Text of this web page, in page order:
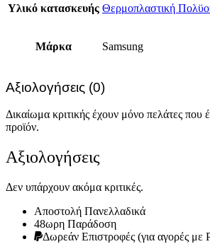
Υλικό κατασκευής Θερμοπλαστική
Μάρκα Samsung
Αξιολογήσεις (0)
Δικαίωμα κριτικής έχουν μόνο πελάτες που
προϊόν.
Αξιολογήσεις
Δεν υπάρχουν ακόμα κριτικές.
Αποστολή Πανελλαδικά
48ωρη Παράδοση
Δωρεάν Eπιστροφές (για αγορές με